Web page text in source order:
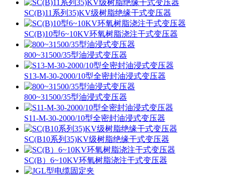
SC(B)11系列35)KV级树脂绝缘干式变压器
SC(B)10型6~10KV环氧树脂浇注干式变压器
800~31500/35型油浸式变压器
S13-M-30-2000/10型全密封油浸式变压器
800~31500/35型油浸式变压器
S11-M-30-2000/10型全密封油浸式变压器
SC(B10系列35)KV级树脂绝缘干式变压器
SC(B）6~10KV环氧树脂浇注干式变压器